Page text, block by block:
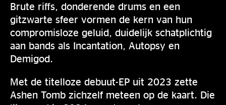
Brute riffs, donderende drums en een
gitzwarte sfeer vormen de kern van hun
compromisloze geluid, duidelijk schatplichtig
aan bands als Incantation, Autopsy en
Demigod.
Met de titelloze debuut-EP uit 2023 zette
Ashen Tomb zichzelf meteen op de kaart. Die